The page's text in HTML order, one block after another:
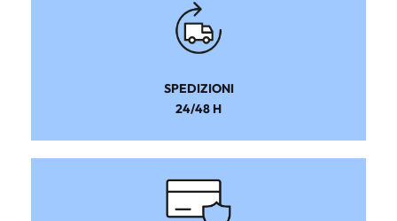
SPEDIZIONI
24/48 H